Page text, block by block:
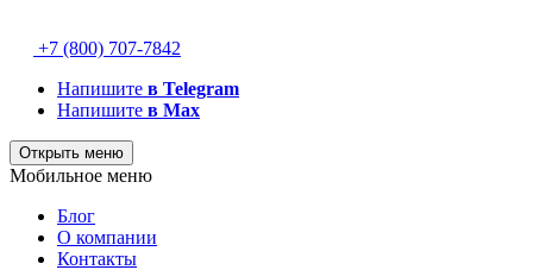
+7 (800) 707-7842
Напишите в Telegram
Напишите в Max
Открыть меню
Мобильное меню
Блог
О компании
Контакты